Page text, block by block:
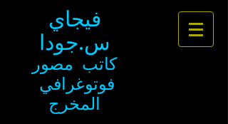
فيجاي
س.جودا
كاتب مصور
فوتوغرافي
المخرج